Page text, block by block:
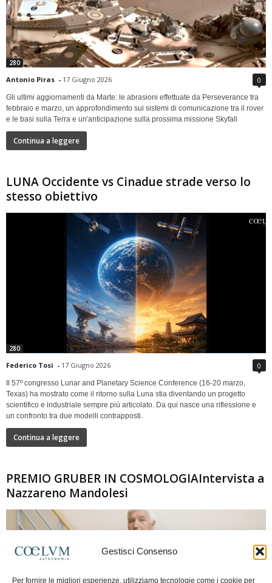
Gestisci Consenso
Per fornire le migliori esperienze, utilizziamo tecnologie come i cookie per
280
Antonio Piras - 17 Giugno 2026 0
Gli ultimi aggiornamenti da Marte: le abrasioni effettuate da Perseverance tra
febbraio e marzo, un approfondimento sui sistemi di comunicazione tra il rover
e le basi sulla Terra e un'anticipazione sulla prossima missione Skyfall
Continua a leggere
LUNA Occidente vs Cinadue strade verso lo
stesso obiettivo
280
Federico Tosi - 17 Giugno 2026 0
Il 57º congresso Lunar and Planetary Science Conference (16-20 marzo,
Texas) ha mostrato come il ritorno sulla Luna stia diventando un progetto
scientifico e industriale sempre più articolato. Da qui nasce una riflessione e
un confronto tra due modelli contrapposti.
Continua a leggere
PREMIO GRUBER IN COSMOLOGIAIntervista a
Nazzareno Mandolesi